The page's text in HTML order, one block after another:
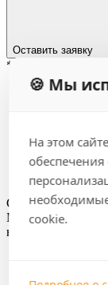
Оставить заявку
*
Спасибо за вашу
Мы получили вашу
номеру телефона.
🍪 Мы
На этом
cookie.